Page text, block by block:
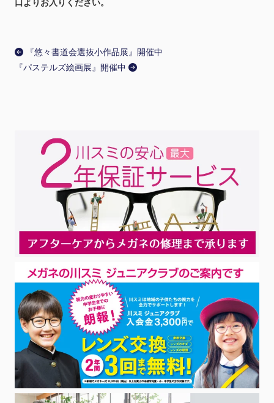
口よりお入りください。
『悠々書道会選抜小作品展』開催中
『パステルズ絵画展』開催中